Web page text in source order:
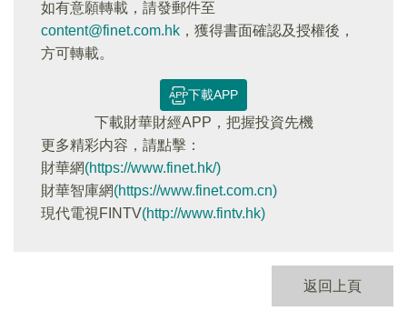
如有意願轉載，請發郵件至
content@finet.com.hk ，獲得書面確認及授權後，
方可轉載。
下載APP
下載財華財經APP，把握投資先機
更多精彩内容，請點擊：
財華網(https://www.finet.hk/)
財華智庫網(https://www.finet.com.cn)
現代電視FINTV(http://www.fintv.hk)
返回上頁